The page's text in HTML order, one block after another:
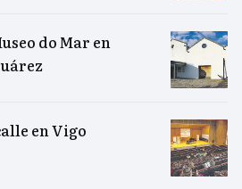
do Mar en
en Vigo